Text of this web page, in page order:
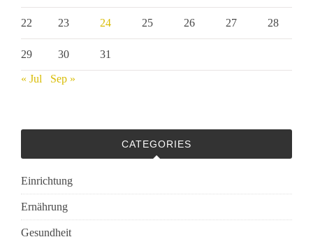
22 23 24 25 26 27 28
29 30 31
« Jul Sep »
CATEGORIES
Einrichtung
Ernährung
Gesundheit